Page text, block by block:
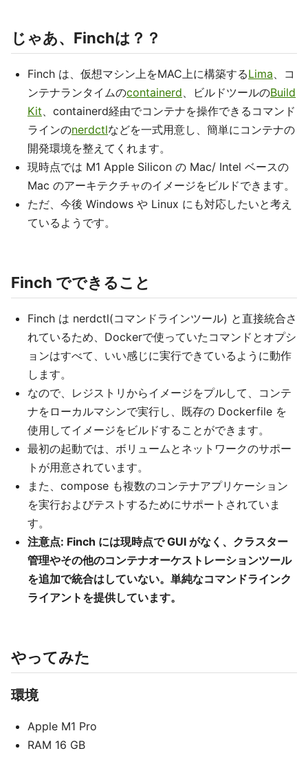
じゃあ、Finchは？？
Finch は、仮想マシン上をMAC上に構築するLima、コ
ンテナランタイムのcontainerd、ビルドツールのBuild
Kit、containerd経由でコンテナを操作できるコマンド
ラインのnerdctlなどを一式用意し、簡単にコンテナの
開発環境を整えてくれます。
現時点では M1 Apple Silicon の Mac/ Intel ベースの
Mac のアーキテクチャのイメージをビルドできます。
ただ、今後 Windows や Linux にも対応したいと考え
ているようです。
Finch でできること
Finch は nerdctl(コマンドラインツール) と直接統合さ
れているため、Dockerで使っていたコマンドとオプシ
ョンはすべて、いい感じに実行できているように動作
します。
なので、レジストリからイメージをプルして、コンテ
ナをローカルマシンで実行し、既存の Dockerfile を
使用してイメージをビルドすることができます。
最初の起動では、ボリュームとネットワークのサポー
トが用意されています。
また、compose も複数のコンテナアプリケーション
を実行およびテストするためにサポートされていま
す。
注意点: Finch には現時点で GUI がなく、クラスター
管理やその他のコンテナオーケストレーションツール
を追加で統合はしていない。単純なコマンドラインク
ライアントを提供しています。
やってみた
環境
Apple M1 Pro
RAM 16 GB